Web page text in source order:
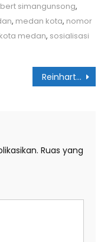
simangunsong,
, medan kota, nomor
medan, sosialisasi
Reinhart Jeremy: Anak Adalah Aset yang Harus Dijaga!
Ruas yang